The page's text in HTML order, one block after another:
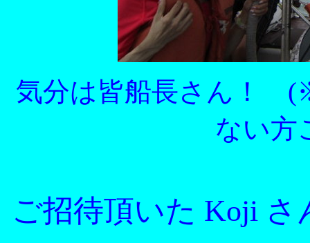
気分は皆船長さん！
ない方
ご招待頂いた Koji